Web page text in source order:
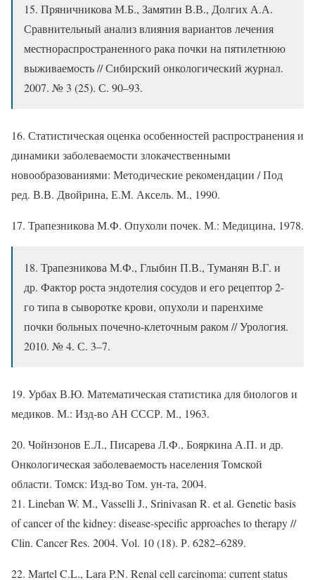
15. Пряничникова М.Б., Замятин В.В., Долгих А.А.
Сравнительный анализ влияния вариантов лечения
местнораспространенного рака почки на пятилетнюю
выживаемость // Сибирский онкологический журнал.
2007. № 3 (25). С. 90–93.
16. Статистическая оценка особенностей распространения и
динамики заболеваемости злокачественными
новообразованиями: Методические рекомендации / Под
ред. В.В. Двойрина, Е.М. Аксель. М., 1990.
17. Трапезникова М.Ф. Опухоли почек. М.: Медицина, 1978.
18. Трапезникова М.Ф., Глыбин П.В., Туманян В.Г. и
др. Фактор роста эндотелия сосудов и его рецептор 2-
го типа в сыворотке крови, опухоли и паренхиме
почки больных почечно-клеточным раком // Урология.
2010. № 4. С. 3–7.
19. Урбах В.Ю. Математическая статистика для биологов и
медиков. М.: Изд-во АН СССР. М., 1963.
20. Чойнзонов Е.Л., Писарева Л.Ф., Бояркина А.П. и др.
Онкологическая заболеваемость населения Томской
области. Томск: Изд-во Том. ун-та, 2004.
21. Lineban W. M., Vasselli J., Srinivasan R. et al. Genetic basis
of cancer of the kidney: disease-specific approaches to therapy //
Clin. Cancer Res. 2004. Vol. 10 (18). Р. 6282–6289.
22. Martel C.L., Lara P.N. Renal cell carcinoma: current status